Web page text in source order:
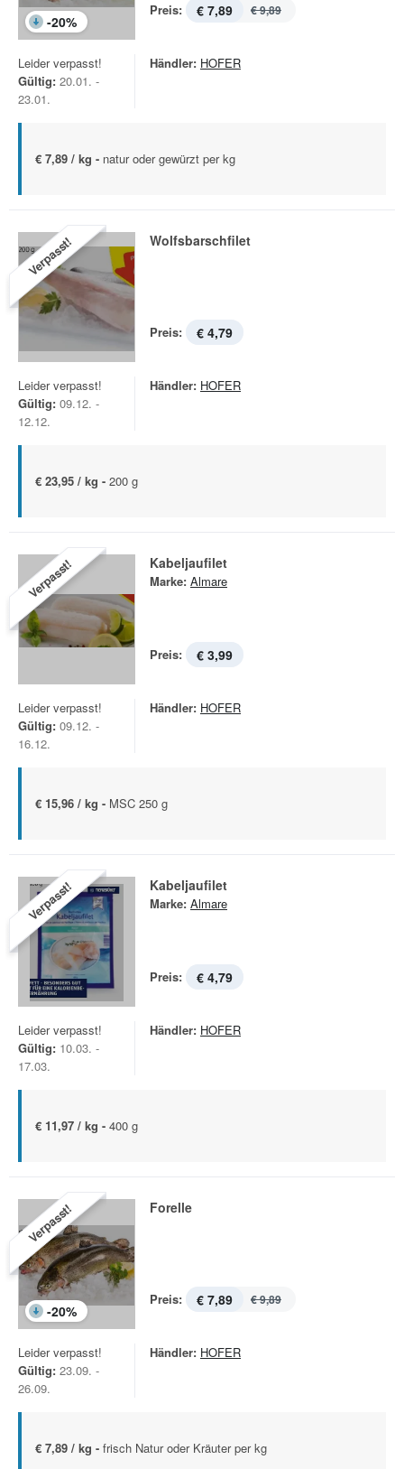
-20%
Preis: € 7,89 € 9,89
Leider verpasst!
Gültig: 20.01. -
23.01.
Händler: HOFER
€ 7,89 / kg - natur oder gewürzt per kg
Verpasst! Wolfsbarschfilet
Preis: € 4,79
Leider verpasst!
Gültig: 09.12. -
12.12.
Händler: HOFER
€ 23,95 / kg - 200 g
Verpasst! Kabeljaufilet
Marke: Almare
Preis: € 3,99
Leider verpasst!
Gültig: 09.12. -
16.12.
Händler: HOFER
€ 15,96 / kg - MSC 250 g
Verpasst! Kabeljaufilet
Marke: Almare
Preis: € 4,79
Leider verpasst!
Gültig: 10.03. -
17.03.
Händler: HOFER
€ 11,97 / kg - 400 g
Verpasst!
-20%
Forelle
Preis: € 7,89 € 9,89
Leider verpasst!
Gültig: 23.09. -
26.09.
Händler: HOFER
€ 7,89 / kg - frisch Natur oder Kräuter per kg